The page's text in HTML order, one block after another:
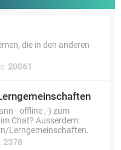
die in den anderen
20061
- offline ;-) zum
Chat? Ausserdem:
Lerngemeinschaften.
2378